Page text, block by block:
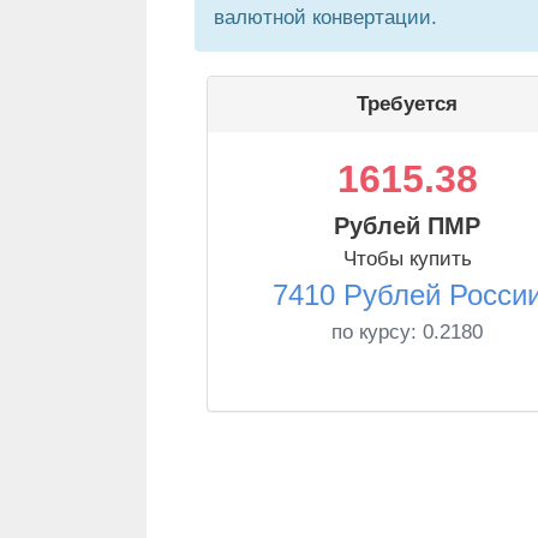
валютной конвертации.
Требуется
1615.38
Рублей ПМР
Чтобы купить
7410 Рублей
по курсу: 0.2180